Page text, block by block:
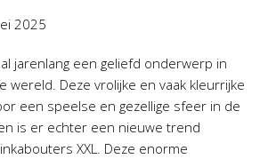
2025
jarenlang een geliefd onderwerp in
wereld. Deze vrolijke en vaak kleurrijke
een speelse en gezellige sfeer in de
is er echter een nieuwe trend
XXL. Deze enorme